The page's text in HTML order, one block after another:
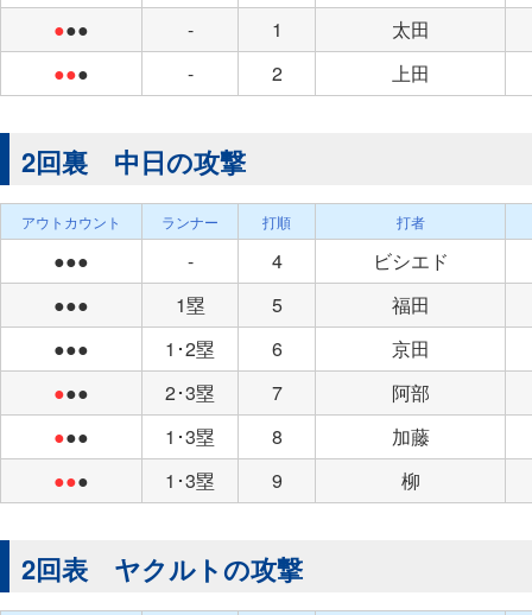
●●● - 1
太田
●●● - 2 上田
2回裏 中日の攻撃
アウトカウント ランナー 打順 打者
●●● - 4
ビシエド
●●●
1塁 5
福田
●●●
1･2塁 6
京田
●●● 2･3塁 7
阿部
●●● 1･3塁 8
加藤
●●● 1･3塁 9 柳
2回表 ヤクルトの攻撃